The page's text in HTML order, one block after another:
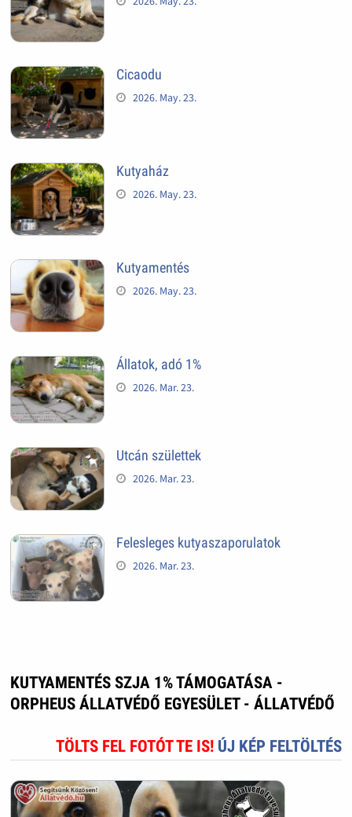
Cicaodu
2026. May. 23.
Kutyaház
2026. May. 23.
Kutyamentés
2026. May. 23.
Állatok, adó 1%
2026. Mar. 23.
Utcán születtek
2026. Mar. 23.
Felesleges kutyaszaporulatok
2026. Mar. 23.
KUTYAMENTÉS SZJA 1% TÁMOGATÁSA -
ORPHEUS ÁLLATVÉDŐ EGYESÜLET - ÁLLATVÉDŐ
TÖLTS FEL FOTÓT TE IS! ÚJ KÉP FELTÖLTÉS